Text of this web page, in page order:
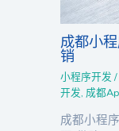
成都小
销
小程序开发 /
开发,成都
成都小程